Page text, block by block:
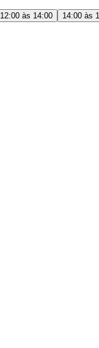
12:00 às 14:00 14:00 às